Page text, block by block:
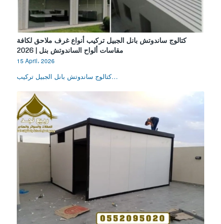
كتالوج ساندوتش بانل الجبيل تركيب أنواع غرف ملاحق لكافة
مقاسات ألواح الساندوتش بنل | 2026
15 April، 2026
كتالوج ساندوتش بانل الجبيل تركيب…